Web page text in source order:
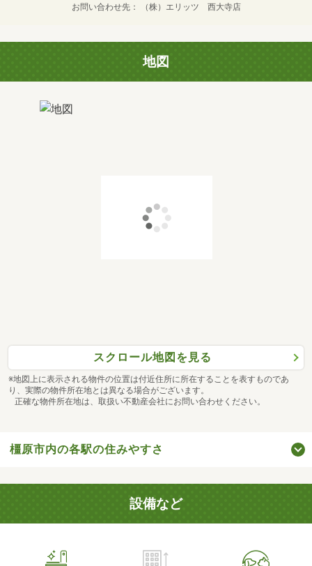
お問い合わせ先 （株）エリッツ 西大寺店
地図
スクロール地図を見る
※地図上に表示される物件の位置は付近住所に所在することを表すものであ
り、実際の物件所在地とは異なる場合がございます。
正確な物件所在地は、取扱い不動産会社にお問い合わせください。
橿原市内の各駅の住みやすさ
設備など